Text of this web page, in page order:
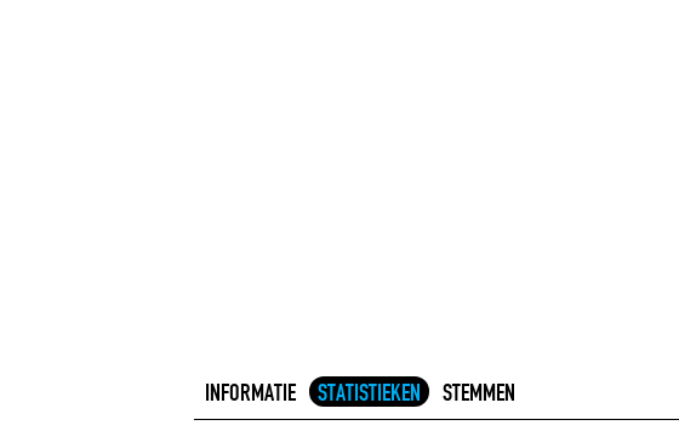
INFORMATIE STATISTIEKEN STEMMEN